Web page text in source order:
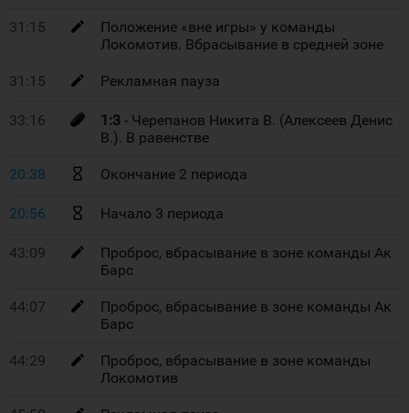
31:15
Положение «вне игры» у команды
Локомотив. Вбрасывание в средней зоне
31:15 Рекламная пауза
33:16 1:3 - Черепанов Никита В. (Алексеев Денис
В.). В равенстве
20:38 Окончание 2 периода
20:56 Начало 3 периода
43:09
Проброс, вбрасывание в зоне команды Ак
Барс
44:07
Проброс, вбрасывание в зоне команды Ак
Барс
44:29
Проброс, вбрасывание в зоне команды
Локомотив